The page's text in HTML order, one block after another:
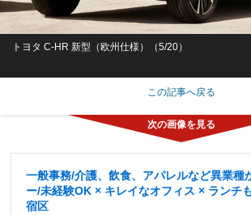
トヨタ C-HR 新型（欧州仕様）（5/20）
この記事へ戻る
一般事務/介護、飲食、アパレルなど異業種
ー/未経験OK × キレイなオフィス × ランチ
宿区